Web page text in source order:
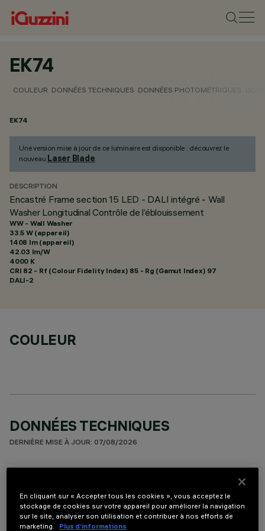
EK74
COULEUR DONNÉES TECHNIQUES DONNÉES PHOTOMÉTRIQUES
EK74
Une version mise à jour de ce luminaire est disponible : découvrez le
nouveau Laser Blade.
DESCRIPTION
Encastré Frame section 15 LED - DALI intégré - Wall
Washer Longitudinal Contrôle de l’éblouissement
WW - Wall Washer
33.5 W (appareil)
1408 lm (appareil)
42.03 lm/W
4000 K
CRI 82 - Rf (Colour Fidelity Index) 85 - Rg (Gamut Index) 97
DALI-2
COULEUR
DONNÉES TECHNIQUES
DERNIÈRE MISE À JOUR: 07/08/2026
Appareil miniaturisé linéaire à encastrer à sources LED.
Système optique asymétrique spécialisé pour obtenir une
distribution lumineuse efficace sur le mur, sans zone d’ombre
En cliquant sur « Accepter tous les cookies », vous acceptez le
stockage de cookies sur votre appareil pour améliorer la navigation
sur le site, analyser son utilisation et contribuer à nos efforts de
marketing.
Plus d’informations